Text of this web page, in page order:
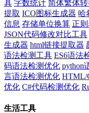
具 字数统计 简体繁体转
提取 ICO图标生成器 哈
信息 存储单位换算 正
JSON代码修改对比工具
生成器 html链接提取器
语法检测工具 ES6语法
码语法检测优化 python
言语法检测优化 HTML/
优化 C#代码检测优化
生活工具